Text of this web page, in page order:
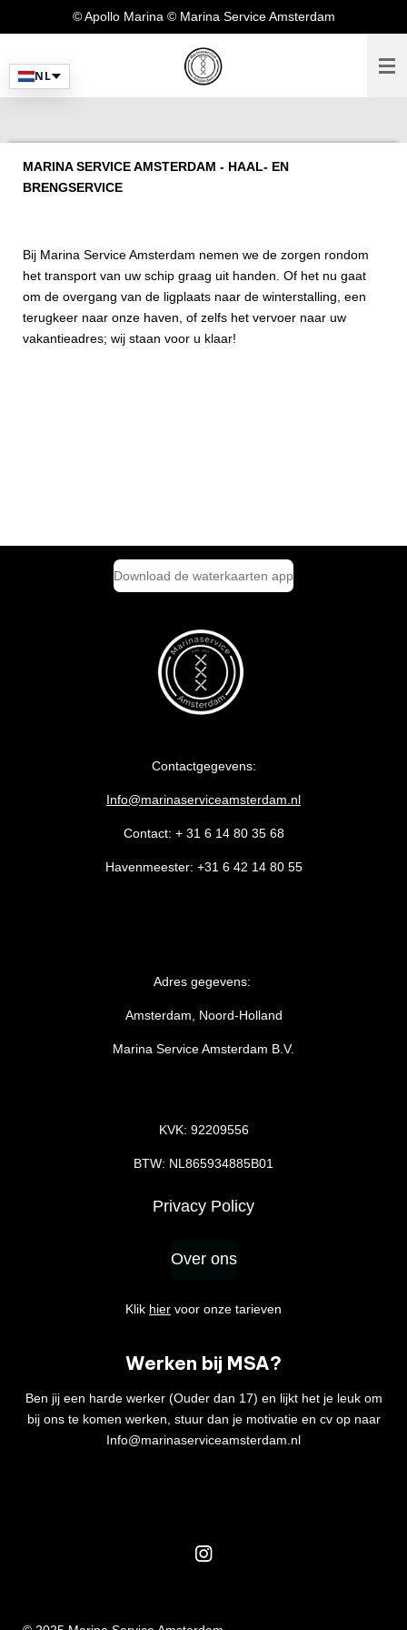
NL
de
hoofdinhoud
© Apollo Marina © Marina Service Amsterdam
MARINA SERVICE AMSTERDAM - HAAL- EN
BRENGSERVICE
Bij Marina Service Amsterdam nemen we de zorgen rondom
het transport van uw schip graag uit handen. Of het nu gaat
om de overgang van de ligplaats naar de winterstalling, een
terugkeer naar onze haven, of zelfs het vervoer naar uw
vakantieadres; wij staan voor u klaar!
Download de waterkaarten app
Contactgegevens:
Info@marinaserviceamsterdam.nl
Contact: + 31 6 14 80 35 68
Havenmeester: +31 6 42 14 80 55
Adres gegevens:
Amsterdam, Noord-Holland
Marina Service Amsterdam B.V.
KVK: 92209556
BTW: NL865934885B01
Privacy Policy
Over ons
Klik hier voor onze tarieven
Werken bij MSA?
Ben jij een harde werker (Ouder dan 17) en lijkt het je leuk om
bij ons te komen werken, stuur dan je motivatie en cv op naar
Info@marinaserviceamsterdam.nl
I